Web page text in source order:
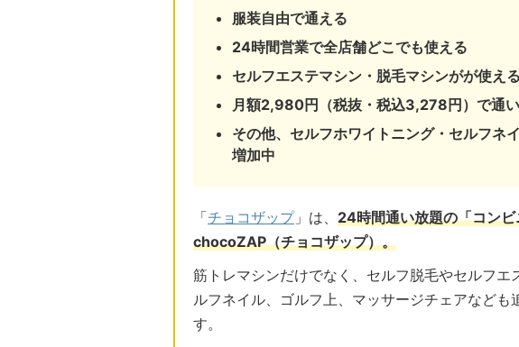
服装自由で通える
24時間営業で全店舗どこでも使える
セルフエステマシン・脱毛マシンがが使える
月額2,980円（税抜・税込3,278円）で通
その他、セルフホワイトニング・セルフネ
増加中
「チョコザップ」は、 24時間通い放題の「コン
chocoZAP（チョコザップ）。
筋トレマシンだけでなく、セルフ脱毛やセルフエ
ルフネイル、ゴルフ上、マッサージチェアなども
す。